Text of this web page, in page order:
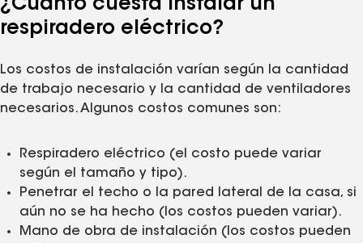
¿Cuánto cuesta instalar un
respiradero eléctrico?
Los costos de instalación varían según la cantidad
de trabajo necesario y la cantidad de ventiladores
necesarios. Algunos costos comunes son:
Respiradero eléctrico (el costo puede variar
según el tamaño y tipo).
Penetrar el techo o la pared lateral de la casa, si
aún no se ha hecho (los costos pueden variar).
Mano de obra de instalación (los costos pueden